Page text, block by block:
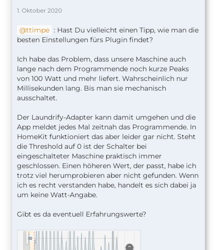
1. Oktober 2020
ttimpe : Hast Du vielleicht einen Tipp, wie man die
besten Einstellungen fürs Plugin findet?
Ich habe das Problem, dass unsere Maschine auch
lange nach dem Programmende noch kurze Peaks
von 100 Watt und mehr liefert. Wahrscheinlich nur
Millisekunden lang. Bis man sie mechanisch
ausschaltet.
Der Laundrify-Adapter kann damit umgehen und die
App meldet jedes Mal zeitnah das Programmende. In
HomeKit funktioniert das aber leider gar nicht. Steht
die Threshold auf 0 ist der Schalter bei
eingeschalteter Maschine praktisch immer
geschlossen. Einen höheren Wert, der passt, habe ich
trotz viel herumprobieren aber nicht gefunden. Wenn
ich es recht verstanden habe, handelt es sich dabei ja
um keine Watt-Angabe.
Gibt es da eventuell Erfahrungswerte?